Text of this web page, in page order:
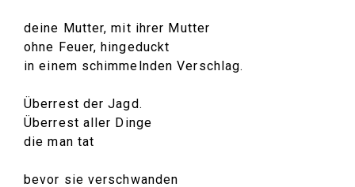
deine Mutter, mit ihrer Mutter
ohne Feuer, hingeduckt
in einem schimmelnden Verschlag.
Überrest der Jagd.
Überrest aller Dinge
die man tat
bevor sie verschwanden